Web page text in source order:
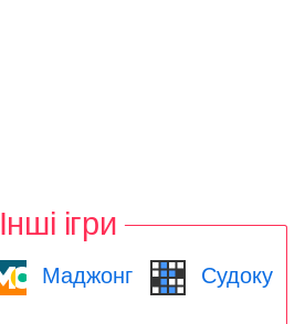
Інші ігри
Маджонг Судоку